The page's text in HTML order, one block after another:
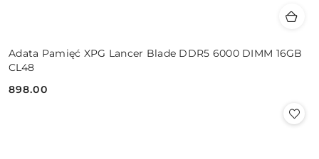
Adata Pamięć XPG Lancer Blade DDR5 6000 DIMM 16GB
CL48
Cena:
898.00